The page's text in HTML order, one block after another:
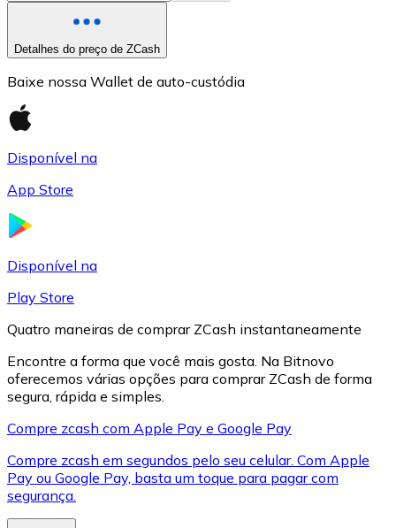
XRP
XRP
Detalhes do preço de ZCash
Baixe nossa Wallet de auto-custódia
Disponível na
App Store
Disponível na
Play Store
Quatro maneiras de comprar ZCash instantaneamente
Encontre a forma que você mais gosta. Na Bitnovo
oferecemos várias opções para comprar ZCash de forma
segura, rápida e simples.
Compre zcash com Apple Pay e Google Pay
Compre zcash em segundos pelo seu celular. Com Apple
Pay ou Google Pay, basta um toque para pagar com
segurança.